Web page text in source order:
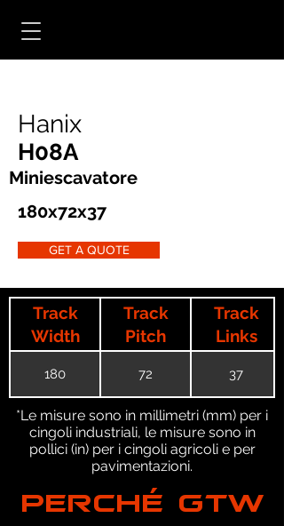
Hanix
H08A
Miniescavatore
180x72x37
GET A QUOTE
Track
Width
Track
Pitch
Track
Links
180 72 37
*Le misure sono in millimetri (mm) per i
cingoli industriali, le misure sono in
pollici (in) per i cingoli agricoli e per
pavimentazioni.
PERCHÉ GTW